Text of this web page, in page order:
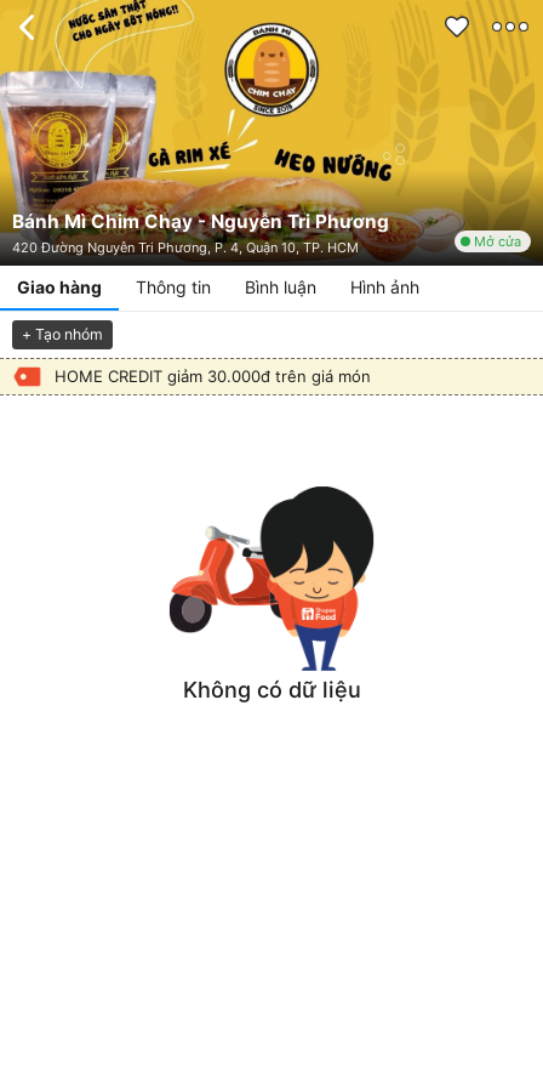
Bánh Mì Chim Chạy - Nguyễn Tri Phương
420 Đường Nguyễn Tri Phương, P. 4, Quận 10, TP. HCM Mở cửa
Giao hàng Thông tin Bình luận Hình ảnh
+ Tạo nhóm
HOME CREDIT giảm 30.000đ trên giá món
Không có dữ liệu